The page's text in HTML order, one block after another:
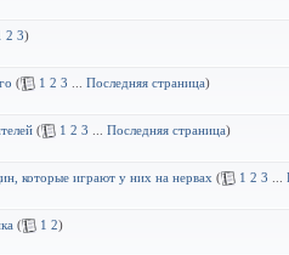
2 3)
( 1 2 3 Последняя страница)
( 1 2 3 Последняя страница)
которые играют у них на нервах ( 1 2 3
( 1 2)